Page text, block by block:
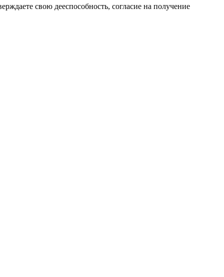
свою дееспособность, согласие на получение